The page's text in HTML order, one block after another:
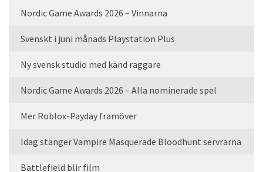
Nordic Game Awards 2026 – Vinnarna
Svenskt i juni månads Playstation Plus
Ny svensk studio med känd raggare
Nordic Game Awards 2026 – Alla nominerade spel
Mer Roblox-Payday framöver
Idag stänger Vampire Masquerade Bloodhunt servrarna
Battlefield blir film